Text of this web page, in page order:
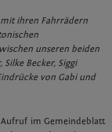
ihren Fahrrädern
unseren beiden
Becker, Siggi
von Gabi und
im Gemeindeblatt